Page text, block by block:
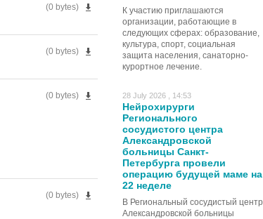
К участию приглашаются
организации, работающие в
следующих сферах: образование,
культура, спорт, социальная
защита населения, санаторно-
курортное лечение.
28 July 2026 , 14:53
Нейрохирурги
Регионального
сосудистого центра
Александровской
больницы Санкт-
Петербурга провели
операцию будущей маме на
22 неделе
В Региональный сосудистый центр
Александровской больницы
(0 bytes)
(0 bytes)
(0 bytes)
(0 bytes)